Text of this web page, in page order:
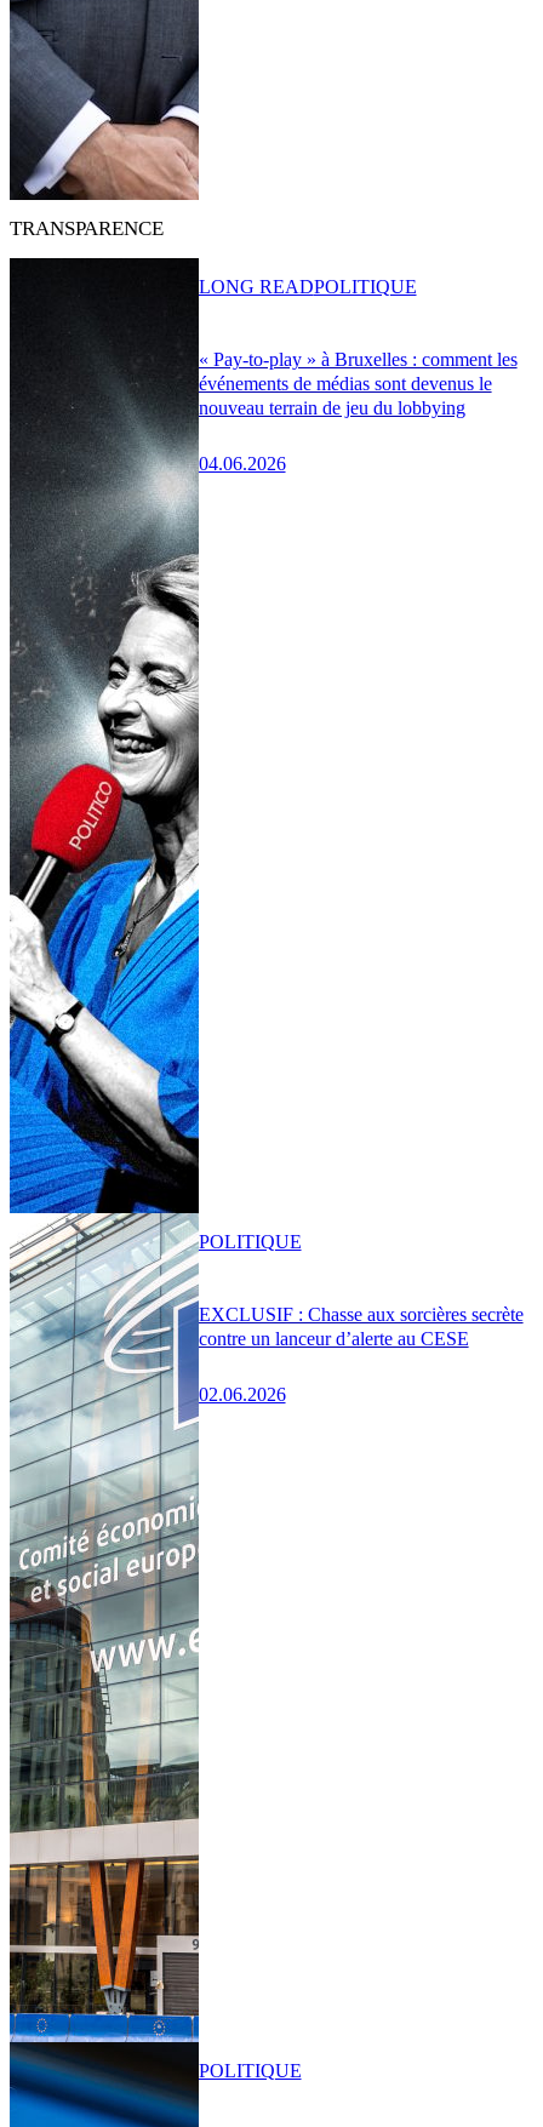
TRANSPARENCE
« Pay-to-play » à Bruxelles : comment les
événements de médias sont devenus le
nouveau terrain de jeu du lobbying
04.06.2026
LONG READPOLITIQUE
EXCLUSIF : Chasse aux sorcières secrète
contre un lanceur d’alerte au CESE
02.06.2026
POLITIQUE
POLITIQUE